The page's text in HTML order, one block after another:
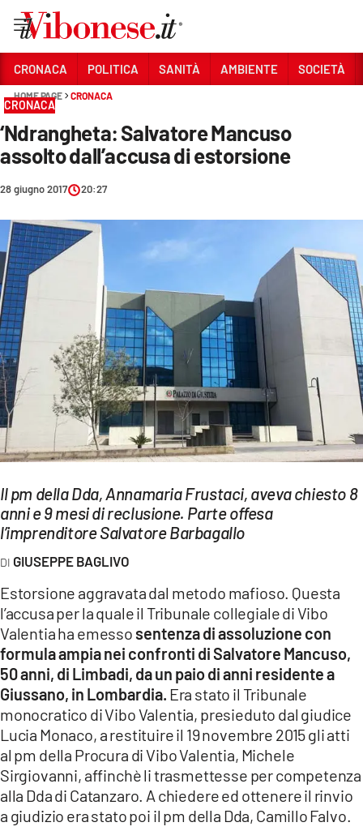
Sezioni
CRONACA
POLITICA
SANITÀ
AMBIENTE
SOCIETÀ
CULTURA
ECONOMIA E LAVORO
EVENTI
SPORT
Streaming
LAC NETWORK
LaC
Network
LACPLAY.IT
LACTV.IT
LACONAIR.IT
LACITYMAG.IT
ILREGGINO.IT
COSENZACHANNEL.IT
CRONACA POLITICA SANITÀ AMBIENTE SOCIETÀ
HOME PAGE CRONACA
CRONACA
‘Ndrangheta: Salvatore Mancuso
assolto dall’accusa di estorsione
28 giugno 2017 20:27
Il pm della Dda, Annamaria Frustaci, aveva chiesto 8
anni e 9 mesi di reclusione. Parte offesa
l’imprenditore Salvatore Barbagallo
GIUSEPPE BAGLIVO
Estorsione aggravata dal metodo mafioso. Questa
l’accusa per la quale il Tribunale collegiale di Vibo
Valentia ha emesso sentenza di assoluzione con
formula ampia nei confronti diSalvatore Mancuso,
50 anni, di Limbadi, da un paio di anni residente a
Giussano, in Lombardia. Era stato il Tribunale
monocratico di Vibo Valentia, presieduto dal giudice
Lucia Monaco, a restituire il 19 novembre 2015 gli atti
al pm della Procura di Vibo Valentia, Michele
Sirgiovanni, affinchè li trasmettesse per competenza
alla Dda di Catanzaro. A chiedere ed ottenere il rinvio
a giudizio era stato poi il pm della Dda, Camillo Falvo.